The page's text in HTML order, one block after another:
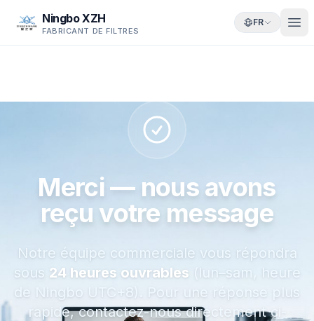
Ningbo XZH
FABRICANT DE FILTRES
FR
Merci — nous avons
reçu votre message
Notre équipe commerciale vous répondra
sous 24 heures ouvrables (lun–sam, heure
de Ningbo UTC+8). Pour une réponse plus
rapide, contactez-nous directement ci-